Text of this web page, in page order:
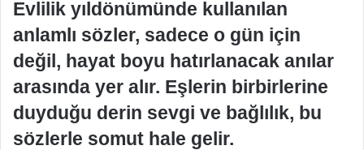
Evlilik yıldönümünde kullanılan
anlamlı sözler, sadece o gün için
değil, hayat boyu hatırlanacak anılar
arasında yer alır. Eşlerin birbirlerine
duyduğu derin sevgi ve bağlılık, bu
sözlerle somut hale gelir.